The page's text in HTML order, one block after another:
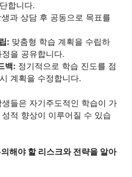
합니다.
생과 상담 후 공동으로 목표를
: 맞춤형 학습 계획을 수립하
을 공유합니다.
백: 정기적으로 학습 진도를 점
계획을 수정합니다.
들은 자기주도적인 학습이 가
적 향상이 이루어질 수 있습
해야 할 리스크와 전략을 알아